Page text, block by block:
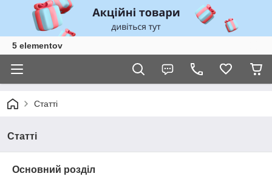
5 elementov
Статті
Статті
Основний розділ